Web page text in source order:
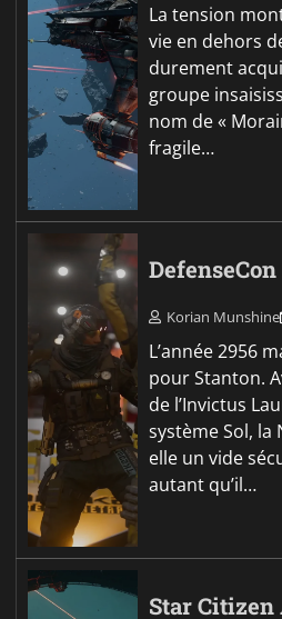
La tension
vie en dehors
durement
groupe
nom de «
fragile…
DefenseCon
Korian Munshine
L’année 2956
pour Stanton.
de l’Invictus
système Sol, la
elle un vide
autant qu’il…
Star Citizen